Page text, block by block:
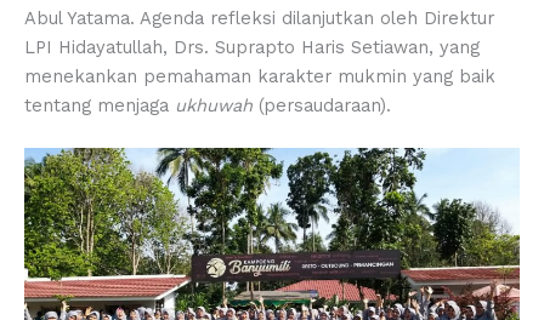
Abul Yatama. Agenda refleksi dilanjutkan oleh Direktur
LPI Hidayatullah, Drs. Suprapto Haris Setiawan, yang
menekankan pemahaman karakter mukmin yang baik
tentang menjaga ukhuwah (persaudaraan).